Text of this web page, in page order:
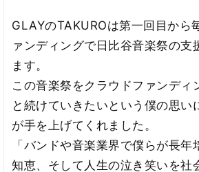
GLAYのTAKUROは第一回目から
ァンディングで日比谷音楽祭の支
ます。
この音楽祭をクラウドファンディ
と続けていきたいという僕の思い
が手を上げてくれました。
「バンドや音楽業界で僕らが長年
知恵、そして人生の泣き笑いを社